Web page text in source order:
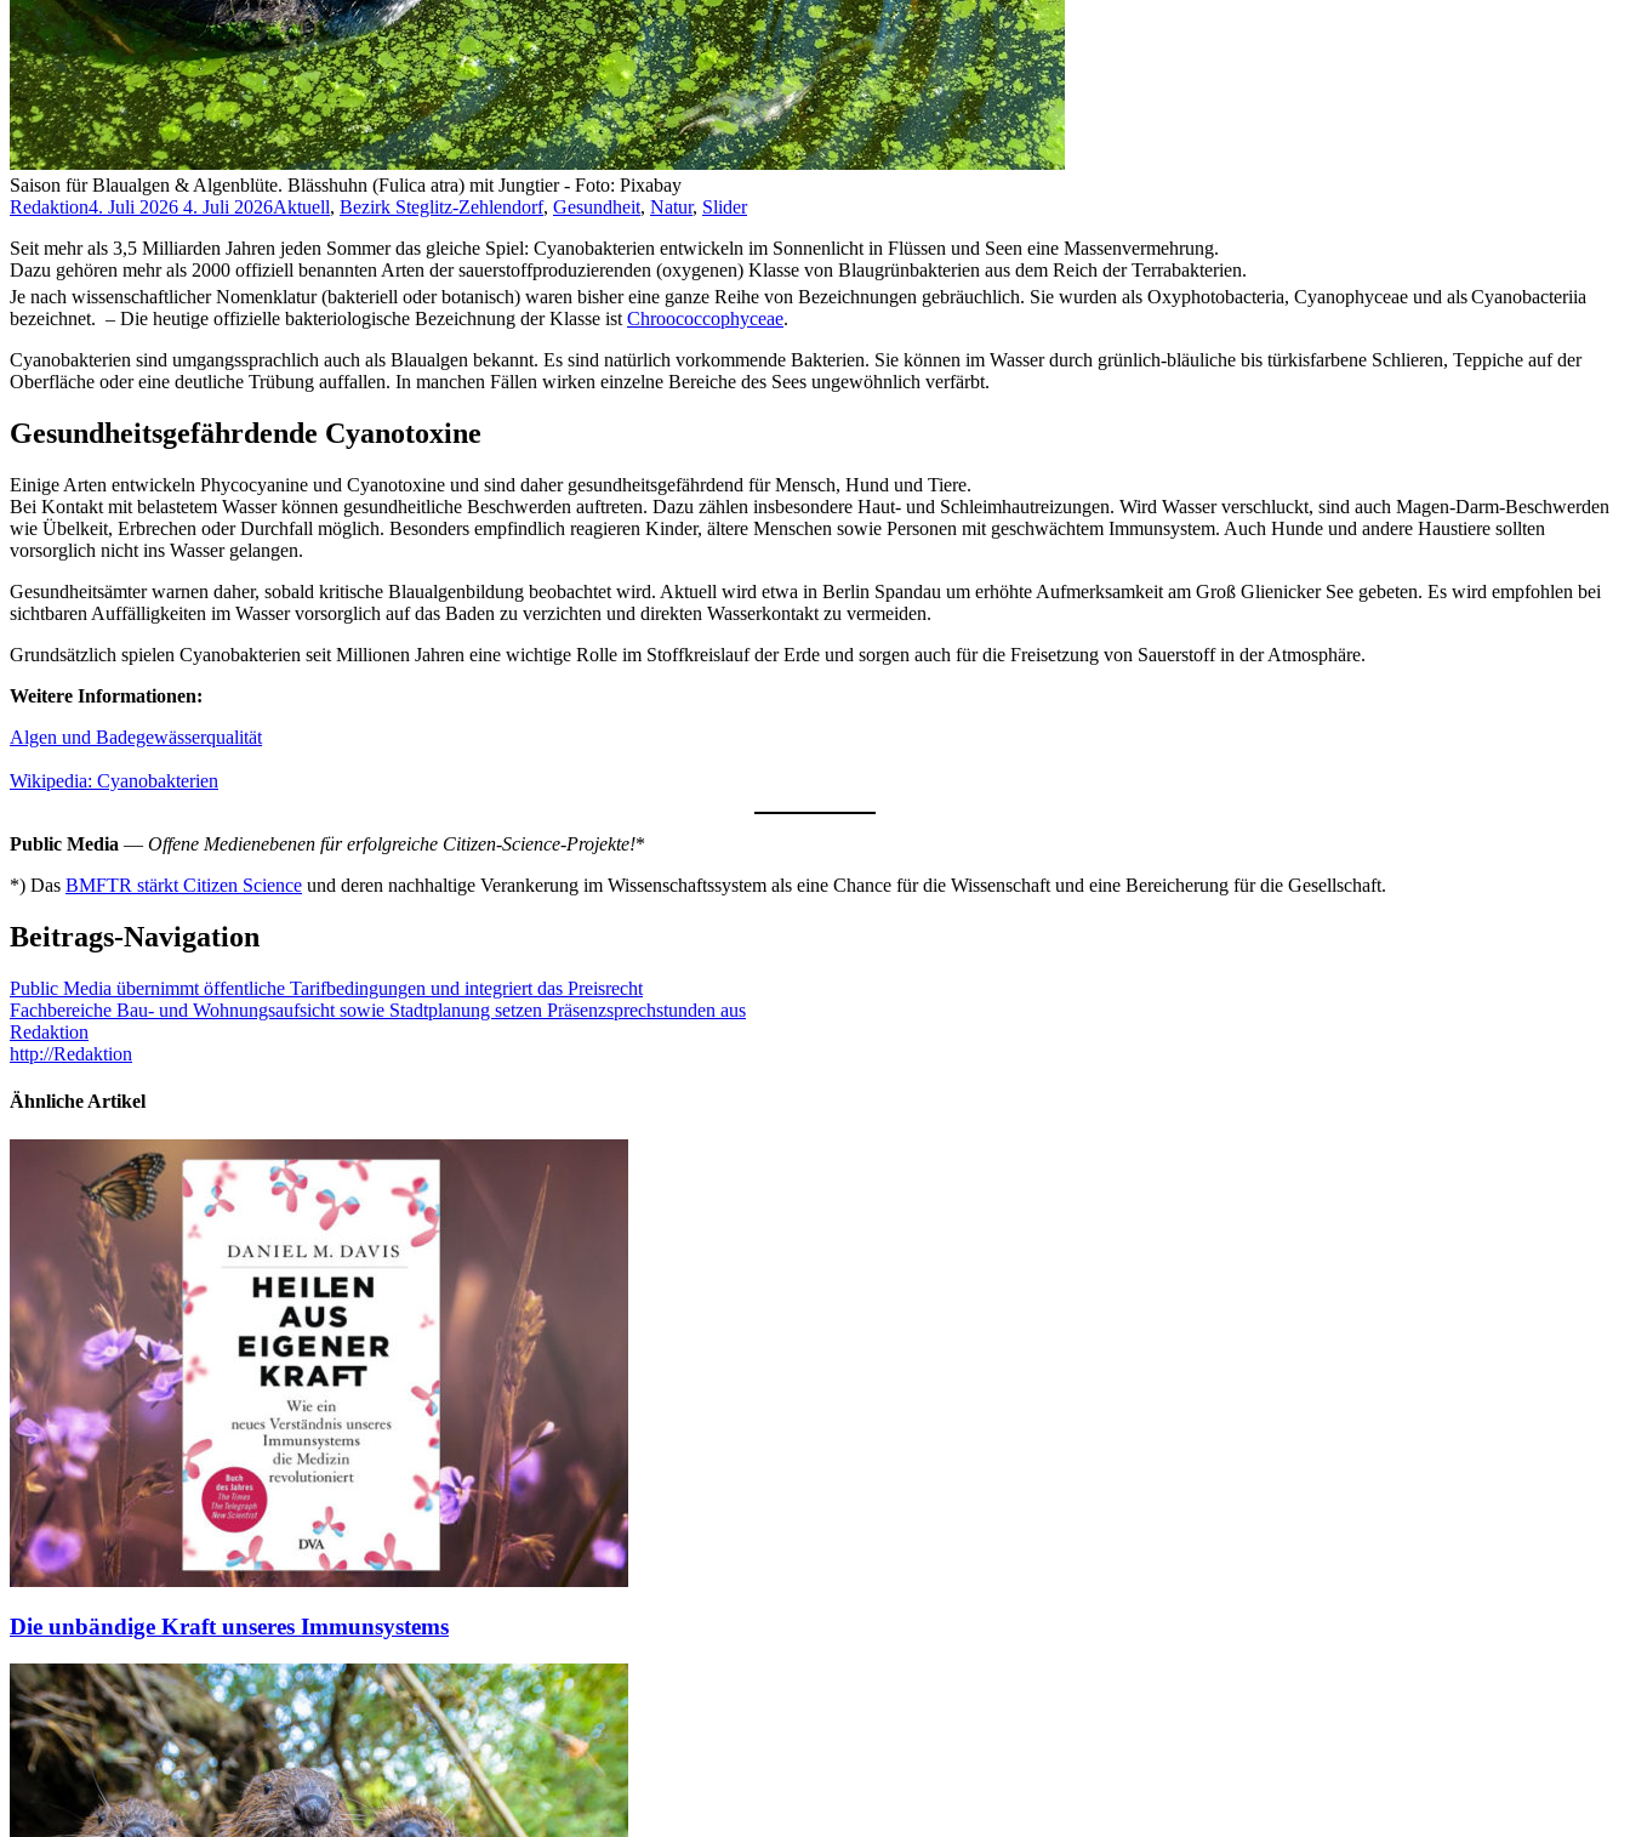
Saison für Blaualgen & Algenblüte. Blässhuhn (Fulica atra) mit Jungtier - Foto: Pixabay
Redaktion4. Juli 2026 4. Juli 2026Aktuell, Bezirk Steglitz-Zehlendorf, Gesundheit, Natur, Slider
Seit mehr als 3,5 Milliarden Jahren jeden Sommer das gleiche Spiel: Cyanobakterien entwickeln im Sonnenlicht in Flüssen und Seen eine Massenvermehrung.
Dazu gehören mehr als 2000 offiziell benannten Arten der sauerstoffproduzierenden (oxygenen) Klasse von Blaugrün­bakterien aus dem Reich der Terrabakterien.
Je nach wissenschaftlicher Nomenklatur (bakteriell oder botanisch) waren bisher eine ganze Reihe von Bezeichnungen gebräuchlich. Sie wurden als Oxyphotobacteria, Cyanophyceae und alsCyanobacteriia
bezeichnet. – Die heutige offizielle bakteriologische Be­zeich­nung der Klasse ist Chroococcophyceae.
Cyanobakterien sind umgangssprachlich auch als Blaualgen bekannt. Es sind natürlich vorkommende Bakterien. Sie können im Wasser durch grünlich-bläuliche bis türkisfarbene Schlieren, Teppiche auf der
Oberfläche oder eine deutliche Trübung auffallen. In manchen Fällen wirken einzelne Bereiche des Sees ungewöhnlich verfärbt.
Gesundheitsgefährdende Cyanotoxine
Einige Arten entwickeln Phycocyanine und Cyanotoxine und sind daher gesundheitsgefährdend für Mensch, Hund und Tiere.
Bei Kontakt mit belastetem Wasser können gesundheitliche Beschwerden auftreten. Dazu zählen insbesondere Haut- und Schleimhautreizungen. Wird Wasser verschluckt, sind auch Magen-Darm-Beschwerden
wie Übelkeit, Erbrechen oder Durchfall möglich. Besonders empfindlich reagieren Kinder, ältere Menschen sowie Personen mit geschwächtem Immunsystem. Auch Hunde und andere Haustiere sollten
vorsorglich nicht ins Wasser gelangen.
Gesundheitsämter warnen daher, sobald kritische Blaualgenbildung beobachtet wird. Aktuell wird etwa in Berlin Spandau um erhöhte Aufmerksamkeit am Groß Glienicker See gebeten. Es wird empfohlen bei
sichtbaren Auffälligkeiten im Wasser vorsorglich auf das Baden zu verzichten und direkten Wasserkontakt zu vermeiden.
Grundsätzlich spielen Cyanobakterien seit Millionen Jahren eine wichtige Rolle im Stoffkreislauf der Erde und sorgen auch für die Freisetzung von Sauerstoff in der Atmosphäre.
Weitere Informationen:
Algen und Badegewässerqualität
Wikipedia: Cyanobakterien
Public Media — Offene Medienebenen für erfolgreiche Citizen-Science-Projekte!*
*) Das BMFTR stärkt Citizen Science und deren nachhaltige Verankerung im Wissenschaftssystem als eine Chance für die Wissenschaft und eine Bereicherung für die Gesellschaft.
Beitrags-Navigation
Public Media übernimmt öffentliche Tarifbedingungen und integriert das Preisrecht
Fachbereiche Bau- und Wohnungsaufsicht sowie Stadtplanung setzen Präsenzsprechstunden aus
Redaktion
http://Redaktion
Ähnliche Artikel
Die unbändige Kraft unseres Immunsystems